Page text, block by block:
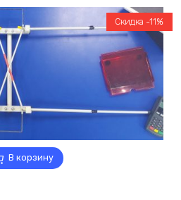
В корзину
Скидка -11%